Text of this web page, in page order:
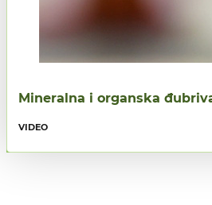
Mineralna i organska
VIDEO